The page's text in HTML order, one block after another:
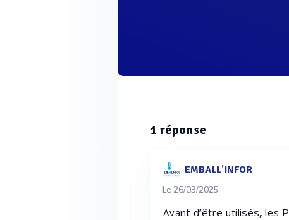
1 réponse
EMBALL'INFOR
Le 26/03/2025
Avant d’être utilisés, les